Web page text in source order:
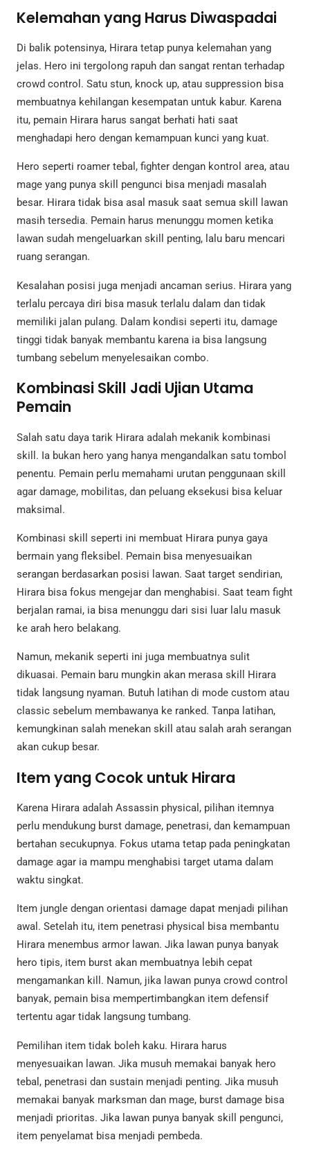
Kelemahan yang Harus Diwaspadai
Di balik potensinya, Hirara tetap punya kelemahan yang
jelas. Hero ini tergolong rapuh dan sangat rentan terhadap
crowd control. Satu stun, knock up, atau suppression bisa
membuatnya kehilangan kesempatan untuk kabur. Karena
itu, pemain Hirara harus sangat berhati hati saat
menghadapi hero dengan kemampuan kunci yang kuat.
Hero seperti roamer tebal, fighter dengan kontrol area, atau
mage yang punya skill pengunci bisa menjadi masalah
besar. Hirara tidak bisa asal masuk saat semua skill lawan
masih tersedia. Pemain harus menunggu momen ketika
lawan sudah mengeluarkan skill penting, lalu baru mencari
ruang serangan.
Kesalahan posisi juga menjadi ancaman serius. Hirara yang
terlalu percaya diri bisa masuk terlalu dalam dan tidak
memiliki jalan pulang. Dalam kondisi seperti itu, damage
tinggi tidak banyak membantu karena ia bisa langsung
tumbang sebelum menyelesaikan combo.
Kombinasi Skill Jadi Ujian Utama
Pemain
Salah satu daya tarik Hirara adalah mekanik kombinasi
skill. Ia bukan hero yang hanya mengandalkan satu tombol
penentu. Pemain perlu memahami urutan penggunaan skill
agar damage, mobilitas, dan peluang eksekusi bisa keluar
maksimal.
Kombinasi skill seperti ini membuat Hirara punya gaya
bermain yang fleksibel. Pemain bisa menyesuaikan
serangan berdasarkan posisi lawan. Saat target sendirian,
Hirara bisa fokus mengejar dan menghabisi. Saat team fight
berjalan ramai, ia bisa menunggu dari sisi luar lalu masuk
ke arah hero belakang.
Namun, mekanik seperti ini juga membuatnya sulit
dikuasai. Pemain baru mungkin akan merasa skill Hirara
tidak langsung nyaman. Butuh latihan di mode custom atau
classic sebelum membawanya ke ranked. Tanpa latihan,
kemungkinan salah menekan skill atau salah arah serangan
akan cukup besar.
Item yang Cocok untuk Hirara
Karena Hirara adalah Assassin physical, pilihan itemnya
perlu mendukung burst damage, penetrasi, dan kemampuan
bertahan secukupnya. Fokus utama tetap pada peningkatan
damage agar ia mampu menghabisi target utama dalam
waktu singkat.
Item jungle dengan orientasi damage dapat menjadi pilihan
awal. Setelah itu, item penetrasi physical bisa membantu
Hirara menembus armor lawan. Jika lawan punya banyak
hero tipis, item burst akan membuatnya lebih cepat
mengamankan kill. Namun, jika lawan punya crowd control
banyak, pemain bisa mempertimbangkan item defensif
tertentu agar tidak langsung tumbang.
Pemilihan item tidak boleh kaku. Hirara harus
menyesuaikan lawan. Jika musuh memakai banyak hero
tebal, penetrasi dan sustain menjadi penting. Jika musuh
memakai banyak marksman dan mage, burst damage bisa
menjadi prioritas. Jika lawan punya banyak skill pengunci,
item penyelamat bisa menjadi pembeda.